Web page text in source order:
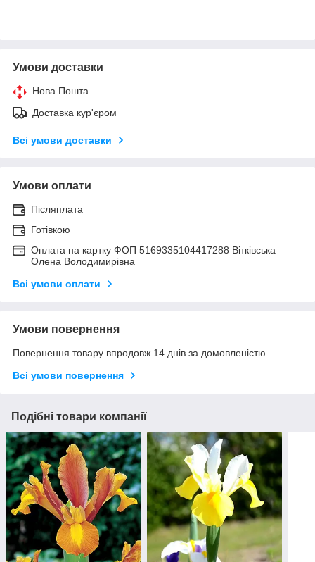
Умови доставки
Нова Пошта
Доставка кур'єром
Всі умови доставки
Умови оплати
Післяплата
Готівкою
Оплата на картку ФОП 5169335104417288 Вітківська
Олена Володимирівна
Всі умови оплати
Умови повернення
Повернення товару впродовж 14 днів за домовленістю
Всі умови повернення
Подібні товари компанії